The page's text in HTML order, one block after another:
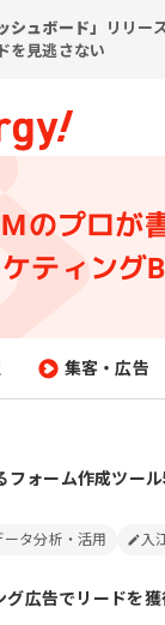
シュボード」
リリー
を見逃さない
のプロが
ティング
集客・広告
フォーム作成ツー
ータ分析・活用 入
グ広告でリードを